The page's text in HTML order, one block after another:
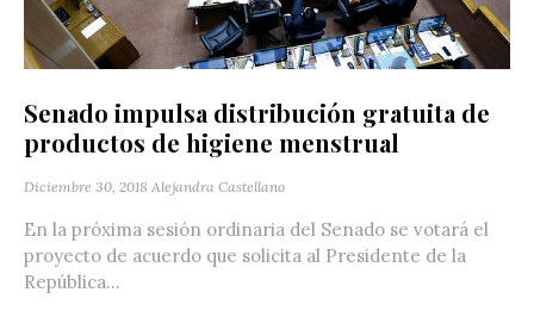
Senado impulsa distribución gratuita de
productos de higiene menstrual
Diciembre 30, 2018 Alejandra Castellano
En la próxima sesión ordinaria del Senado se votará el
proyecto de acuerdo que solicita al Presidente de la
República...